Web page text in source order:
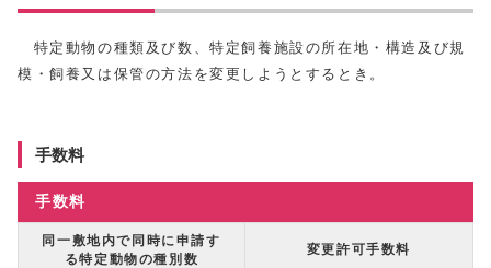
特定動物の種類及び数、特定飼養施設の所在地・構造及び規
模・飼養又は保管の方法を変更しようとするとき。
手数料
手数料
同一敷地内で同時に申請す
る特定動物の種別数
変更許可手数料